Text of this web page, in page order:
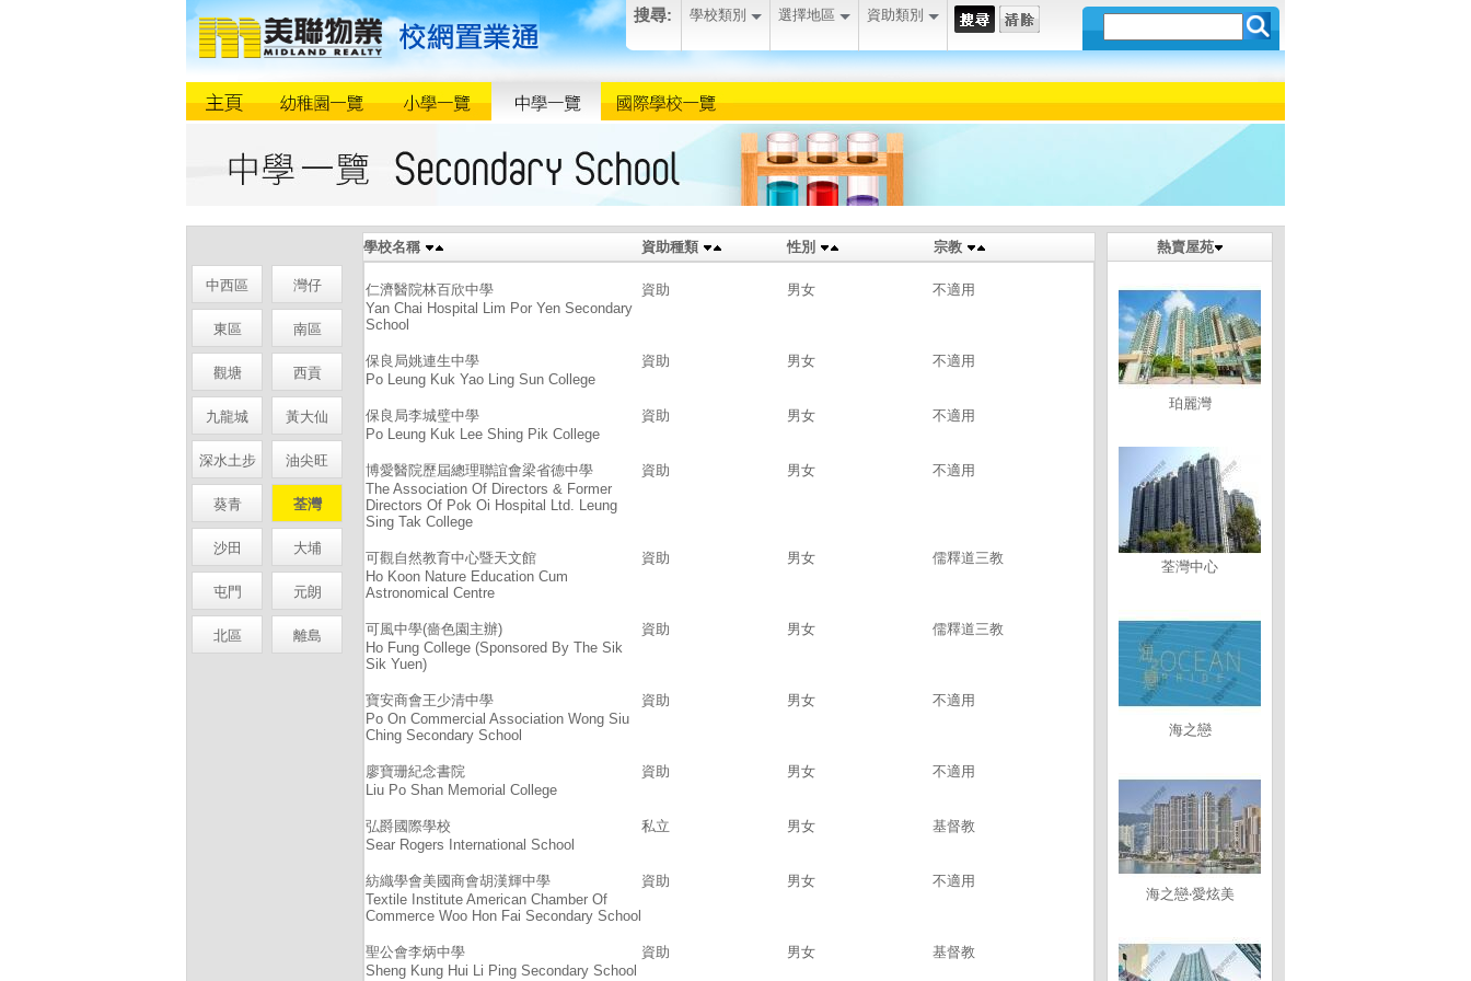
搜尋: 學校類別 選擇地區 資助類別
中西區 灣仔
東區 南區
觀塘 西貢
九龍城 黃大仙
深水土步 油尖旺
葵青 荃灣
沙田 大埔
屯門 元朗
北區 離島
學校名稱 資助種類 性別 宗教
仁濟醫院林百欣中學
Yan Chai Hospital Lim Por Yen Secondary
School
資助 男女 不適用
保良局姚連生中學
Po Leung Kuk Yao Ling Sun College
資助 男女 不適用
保良局李城璧中學
Po Leung Kuk Lee Shing Pik College
資助 男女 不適用
博愛醫院歷屆總理聯誼會梁省德中學
The Association Of Directors & Former
Directors Of Pok Oi Hospital Ltd. Leung
Sing Tak College
資助 男女 不適用
可觀自然教育中心暨天文館
Ho Koon Nature Education Cum
Astronomical Centre
資助 男女 儒釋道三教
可風中學(嗇色園主辦)
Ho Fung College (Sponsored By The Sik
Sik Yuen)
資助 男女 儒釋道三教
寶安商會王少清中學
Po On Commercial Association Wong Siu
Ching Secondary School
資助 男女 不適用
廖寶珊紀念書院
Liu Po Shan Memorial College
資助 男女 不適用
弘爵國際學校
Sear Rogers International School
私立 男女 基督教
紡織學會美國商會胡漢輝中學
Textile Institute American Chamber Of
Commerce Woo Hon Fai Secondary School
資助 男女 不適用
聖公會李炳中學
Sheng Kung Hui Li Ping Secondary School
資助 男女 基督教
熱賣屋苑
珀麗灣
荃灣中心
海之戀
海之戀‧愛炫美